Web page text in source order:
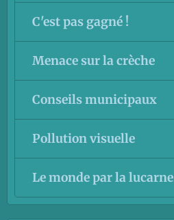
C'est pas gagné !
Menace sur la crèche
Conseils municipaux
Pollution visuelle
Le monde par la lucarne